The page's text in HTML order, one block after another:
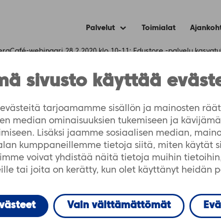
sivusto käyttää
tarjoamamme sisällön ja mainosten
median ominaisuuksien tukemiseen ja
Lisäksi jaamme sosiaalisen median,
kumppaneillemme tietoja siitä, miten käytät
voivat yhdistää näitä tietoja muihin
tai joita on kerätty, kun olet käyttänyt heidän
Vain välttämättömät
Palvelut
Expand
menu
Toimialat
webinaari 28.2.2020 klo 10-11: Edustore -palvelu
28.2.2020 klo
kasvatuksen ja
tietosi